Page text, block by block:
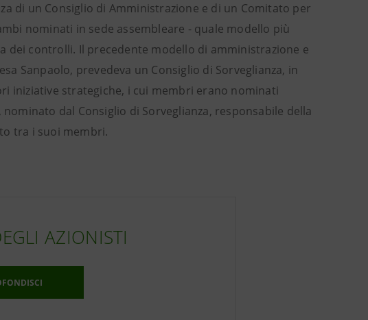
di un Consiglio di Amministrazione e di un Comitato per
nominati in sede assembleare - quale modello più
dei controlli. Il precedente modello di amministrazione e
Sanpaolo, prevedeva un Consiglio di Sorveglianza, in
iniziative strategiche, i cui membri erano nominati
dal Consiglio di Sorveglianza, responsabile della
tra i suoi membri.
AZIONISTI